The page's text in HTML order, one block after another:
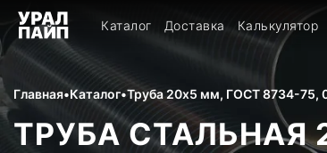
Каталог Доставка Калькулятор
Главная•Каталог•Труба 20x5 мм, ГОСТ 8734-75,
ТРУБА СТАЛЬНАЯ